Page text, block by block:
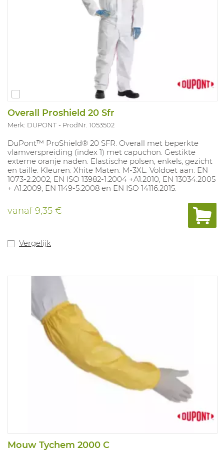
Overall Proshield 20 Sfr
Merk: DUPONT ProdNr. 1053502
DuPont™ ProShield® 20 SFR. Overall met beperkte
vlamverspreiding (index 1) met capuchon. Gestikte
externe oranje naden. Elastische polsen, enkels, gezicht
en taille. Kleuren: Xhite Maten: M-3XL. Voldoet aan: EN
1073-2:2002, EN ISO 13982-1:2004 +A1:2010, EN 13034:2005
+ A1:2009, EN 1149-5:2008 en EN ISO 14116:2015.
vanaf9,35 €
Vergelijk
Mouw Tychem 2000 C